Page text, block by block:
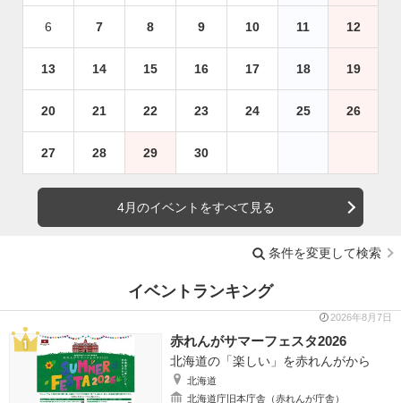
6 7 8 9 10 11 12
13 14 15 16 17 18 19
20 21 22 23 24 25 26
27 28 29 30
4月のイベントをすべて見る
条件を変更して検索
イベントランキング
2026年8月7日
赤れんがサマーフェスタ2026
北海道の「楽しい」を赤れんがから
北海道
北海道庁旧本庁舎（赤れんが庁舎）